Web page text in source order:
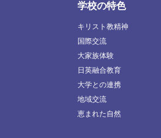
学校の特色
キリスト教精神
国際交流
大家族体験
日英融合教育
大学との連携
地域交流
恵まれた自然